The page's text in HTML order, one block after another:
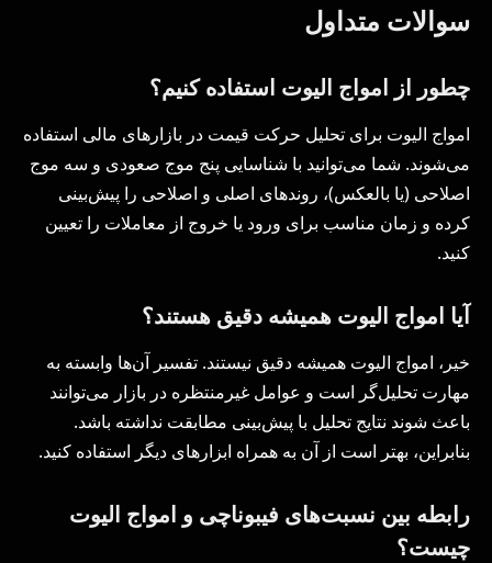
سوالات متداول
چطور از امواج الیوت استفاده کنیم؟
امواج الیوت برای تحلیل حرکت قیمت در بازارهای مالی استفاده
می‌شوند. شما می‌توانید با شناسایی پنج موج صعودی و سه موج
اصلاحی (یا بالعکس)، روندهای اصلی و اصلاحی را پیش‌بینی
کرده و زمان مناسب برای ورود یا خروج از معاملات را تعیین
کنید.
آیا امواج الیوت همیشه دقیق هستند؟
خیر، امواج الیوت همیشه دقیق نیستند. تفسیر آن‌ها وابسته به
مهارت تحلیل‌گر است و عوامل غیرمنتظره در بازار می‌توانند
باعث شوند نتایج تحلیل با پیش‌بینی مطابقت نداشته باشد.
بنابراین، بهتر است از آن به همراه ابزارهای دیگر استفاده کنید.
رابطه بین نسبت‌های فیبوناچی و امواج الیوت
چیست؟